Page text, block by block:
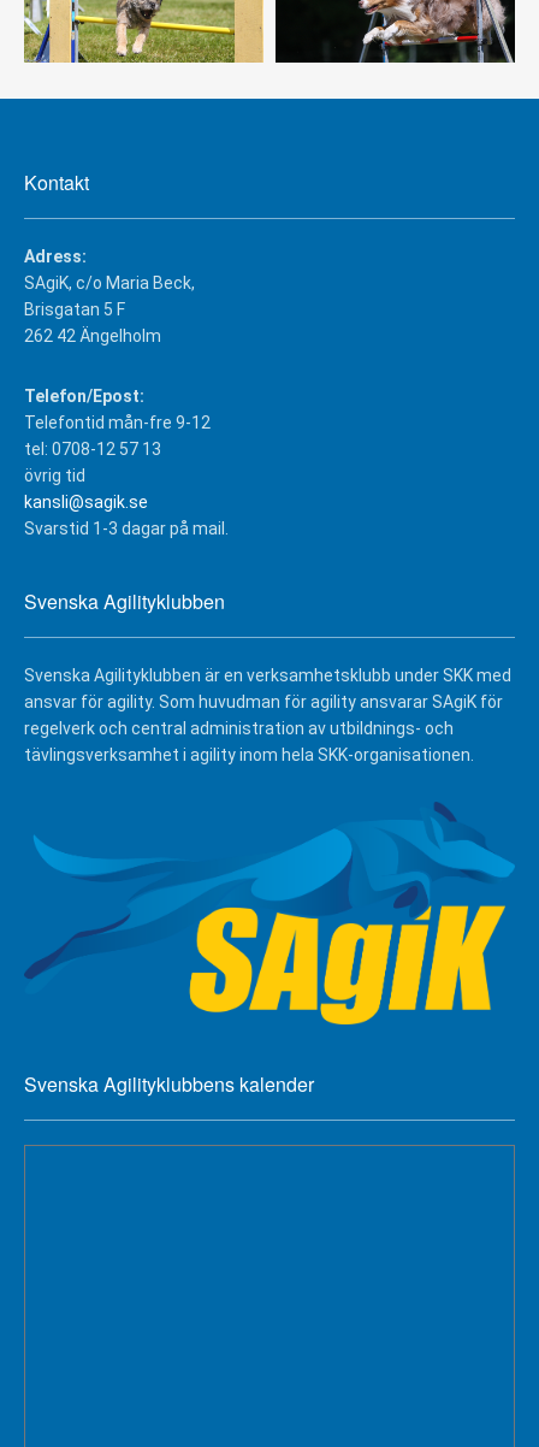
Kontakt
Adress:
SAgiK, c/o Maria Beck,
Brisgatan 5 F
262 42 Ängelholm
Telefon/Epost:
Telefontid mån-fre 9-12
tel: 0708-12 57 13
övrig tid
kansli@sagik.se
Svarstid 1-3 dagar på mail.
Svenska Agilityklubben
Svenska Agilityklubben är en verksamhetsklubb under SKK med
ansvar för agility. Som huvudman för agility ansvarar SAgiK för
regelverk och central administration av utbildnings- och
tävlingsverksamhet i agility inom hela SKK-organisationen.
Svenska Agilityklubbens kalender